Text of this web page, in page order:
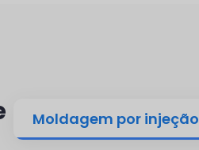
Moldagem por injeção